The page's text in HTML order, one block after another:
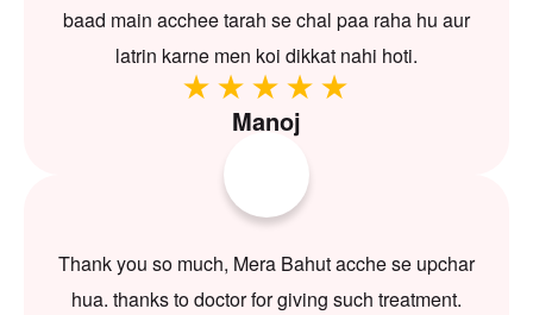
baad main acchee tarah se chal paa raha hu aur
latrin karne men koi dikkat nahi hoti.
Manoj
Thank you so much, Mera Bahut acche se upchar
hua. thanks to doctor for giving such treatment.